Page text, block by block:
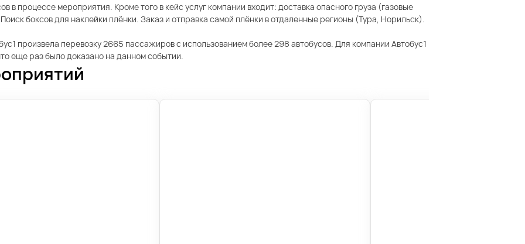
процессе мероприятия. Кроме того в кейс услуг компании входит: доставка опасного груза (газовые
боксов для наклейки плёнки. Заказ и отправка самой плёнки в отдаленные регионы (Тура, Норильск).
произвела перевозку 2665 пассажиров с использованием более 298 автобусов. Для компании Автобус1
еще раз было доказано на данном событии.